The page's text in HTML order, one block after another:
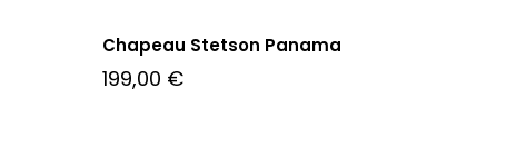
Chapeau Stetson Panama
199,00 €